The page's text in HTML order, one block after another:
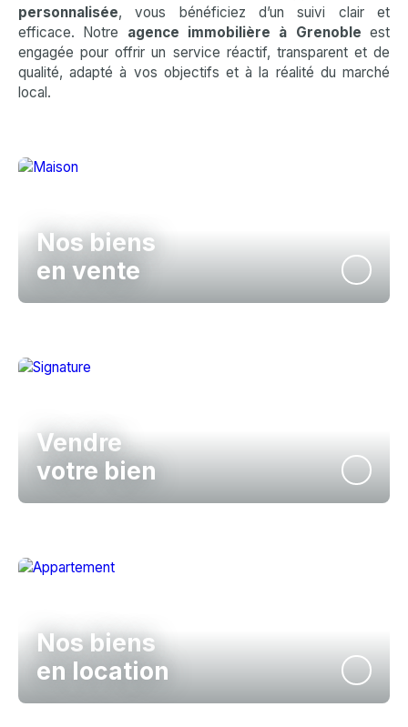
personnalisée, vous bénéficiez d’un suivi clair et
efficace. Notre agence immobilière à Grenoble est
engagée pour offrir un service réactif, transparent et de
qualité, adapté à vos objectifs et à la réalité du marché
local.
Nos biens
en vente
Vendre
votre bien
Nos biens
en location